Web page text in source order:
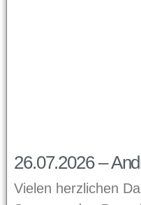
26.07.2026 –
Vielen herzlichen